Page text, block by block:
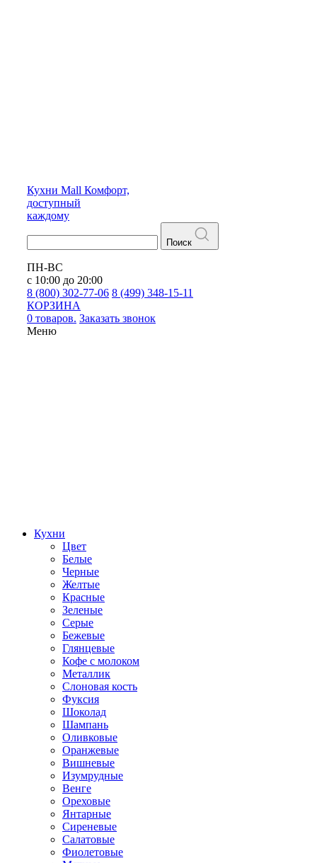
Кухни Mall Комфорт,
доступный
каждому
Поиск
ПН-ВС
с 10:00 до 20:00
8 (800) 302-77-06 8 (499) 348-15-11
КОРЗИНА
0 товаров. Заказать звонок
Меню
Кухни
Цвет
Белые
Черные
Желтые
Красные
Зеленые
Серые
Бежевые
Глянцевые
Кофе с молоком
Металлик
Слоновая кость
Фуксия
Шоколад
Шампань
Оливковые
Оранжевые
Вишневые
Изумрудные
Венге
Ореховые
Янтарные
Сиреневые
Салатовые
Фиолетовые